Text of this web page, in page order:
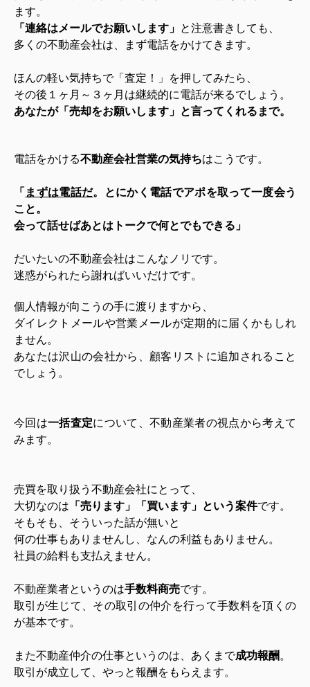
ます。
「連絡はメールでお願いします」 と注意書きしても、
多くの不動産会社は、まず電話をかけてきます。
ほんの軽い気持ちで「査定！」を押してみたら、
その後１ヶ月～３ヶ月は継続的に電話が来るでしょう。
あなたが「売却をお願いします」と言ってくれるまで。
電話をかける不動産会社営業の気持ちはこうです。
「 まずは電話だ。とにかく電話でアポを取って一度会う
こと。
会って話せばあとはトークで何とでもできる」
だいたいの不動産会社はこんなノリです。
迷惑がられたら謝ればいいだけです。
個人情報が向こうの手に渡りますから、
ダイレクトメールや営業メールが定期的に届くかもしれ
ません。
あなたは沢山の会社から、顧客リストに追加されること
でしょう。
今回は一括査定について、不動産業者の視点から考えて
みます。
売買を取り扱う不動産会社にとって、
大切なのは 「売ります」「買います」という案件です。
そもそも、そういった話が無いと
何の仕事もありませんし、なんの利益もありません。
社員の給料も支払えません。
不動産業者というのは手数料商売です。
取引が生じて、その取引の仲介を行って手数料を頂くの
が基本です。
また不動産仲介の仕事というのは、あくまで成功報酬。
取引が成立して、やっと報酬をもらえます。